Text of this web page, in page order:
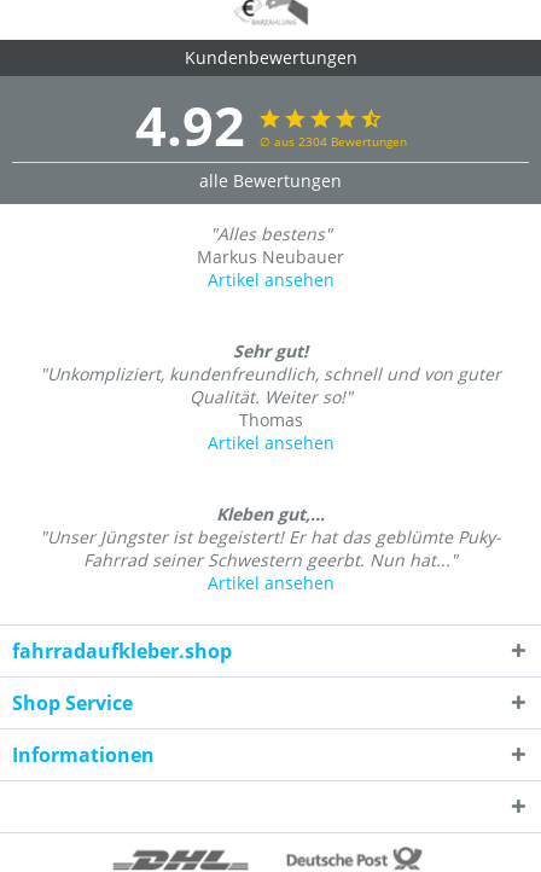
Kundenbewertungen
4.92 ∅ aus 2304 Bewertungen
alle Bewertungen
"Alles bestens"
Markus Neubauer
Artikel ansehen
Sehr gut!
"Unkompliziert, kundenfreundlich, schnell und von guter
Qualität. Weiter so!"
Thomas
Artikel ansehen
Kleben gut,...
"Unser Jüngster ist begeistert! Er hat das geblümte Puky-
Fahrrad seiner Schwestern geerbt. Nun hat..."
Artikel ansehen
fahrradaufkleber.shop
Shop Service
Informationen